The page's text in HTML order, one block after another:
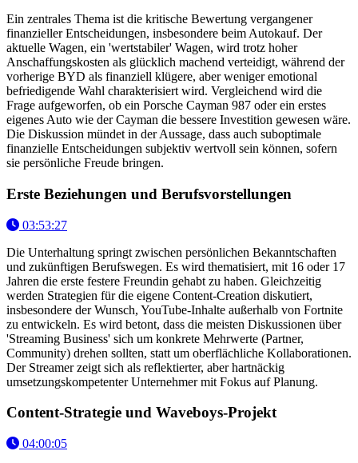
Ein zentrales Thema ist die kritische Bewertung vergangener
finanzieller Entscheidungen, insbesondere beim Autokauf. Der
aktuelle Wagen, ein 'wertstabiler' Wagen, wird trotz hoher
Anschaffungskosten als glücklich machend verteidigt, während der
vorherige BYD als finanziell klügere, aber weniger emotional
befriedigende Wahl charakterisiert wird. Vergleichend wird die
Frage aufgeworfen, ob ein Porsche Cayman 987 oder ein erstes
eigenes Auto wie der Cayman die bessere Investition gewesen wäre.
Die Diskussion mündet in der Aussage, dass auch suboptimale
finanzielle Entscheidungen subjektiv wertvoll sein können, sofern
sie persönliche Freude bringen.
Erste Beziehungen und Berufsvorstellungen
03:53:27
Die Unterhaltung springt zwischen persönlichen Bekanntschaften
und zukünftigen Berufswegen. Es wird thematisiert, mit 16 oder 17
Jahren die erste festere Freundin gehabt zu haben. Gleichzeitig
werden Strategien für die eigene Content-Creation diskutiert,
insbesondere der Wunsch, YouTube-Inhalte außerhalb von Fortnite
zu entwickeln. Es wird betont, dass die meisten Diskussionen über
'Streaming Business' sich um konkrete Mehrwerte (Partner,
Community) drehen sollten, statt um oberflächliche Kollaborationen.
Der Streamer zeigt sich als reflektierter, aber hartnäckig
umsetzungskompetenter Unternehmer mit Fokus auf Planung.
Content-Strategie und Waveboys-Projekt
04:00:05